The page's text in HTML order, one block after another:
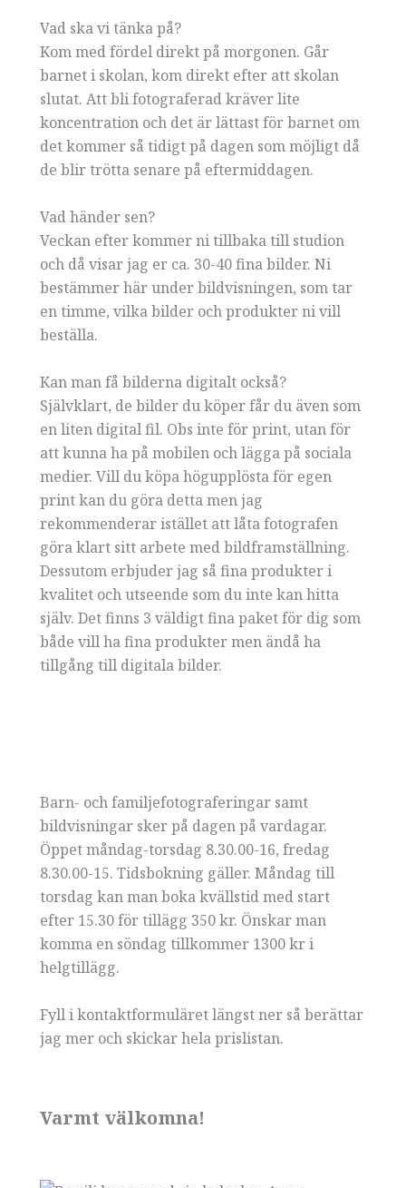
Vad ska vi tänka på?
Kom med fördel direkt på morgonen. Går
barnet i skolan, kom direkt efter att skolan
slutat. Att bli fotograferad kräver lite
koncentration och det är lättast för barnet om
det kommer så tidigt på dagen som möjligt då
de blir trötta senare på eftermiddagen.
Vad händer sen?
Veckan efter kommer ni tillbaka till studion
och då visar jag er ca. 30-40 fina bilder. Ni
bestämmer här under bildvisningen, som tar
en timme, vilka bilder och produkter ni vill
beställa.
Kan man få bilderna digitalt också?
Självklart, de bilder du köper får du även som
en liten digital fil. Obs inte för print, utan för
att kunna ha på mobilen och lägga på sociala
medier. Vill du köpa högupplösta för egen
print kan du göra detta men jag
rekommenderar istället att låta fotografen
göra klart sitt arbete med bildframställning.
Dessutom erbjuder jag så fina produkter i
kvalitet och utseende som du inte kan hitta
själv. Det finns 3 väldigt fina paket för dig som
både vill ha fina produkter men ändå ha
tillgång till digitala bilder.
Barn- och familjefotograferingar samt
bildvisningar sker på dagen på vardagar.
Öppet måndag-torsdag 8.30.00-16, fredag
8.30.00-15. Tidsbokning gäller. Måndag till
torsdag kan man boka kvällstid med start
efter 15.30 för tillägg 350 kr. Önskar man
komma en söndag tillkommer 1300 kr i
helgtillägg.
Fyll i kontaktformuläret längst ner så berättar
jag mer och skickar hela prislistan.
Varmt välkomna!